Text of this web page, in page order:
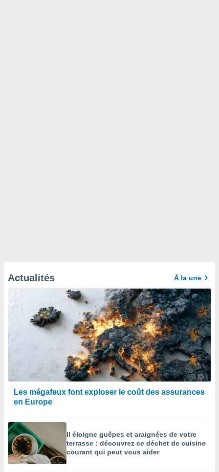
Actualités À la une
Les mégafeux font exploser le coût des assurances
en Europe
Il éloigne guêpes et araignées de votre
terrasse : découvrez ce déchet de cuisine
courant qui peut vous aider